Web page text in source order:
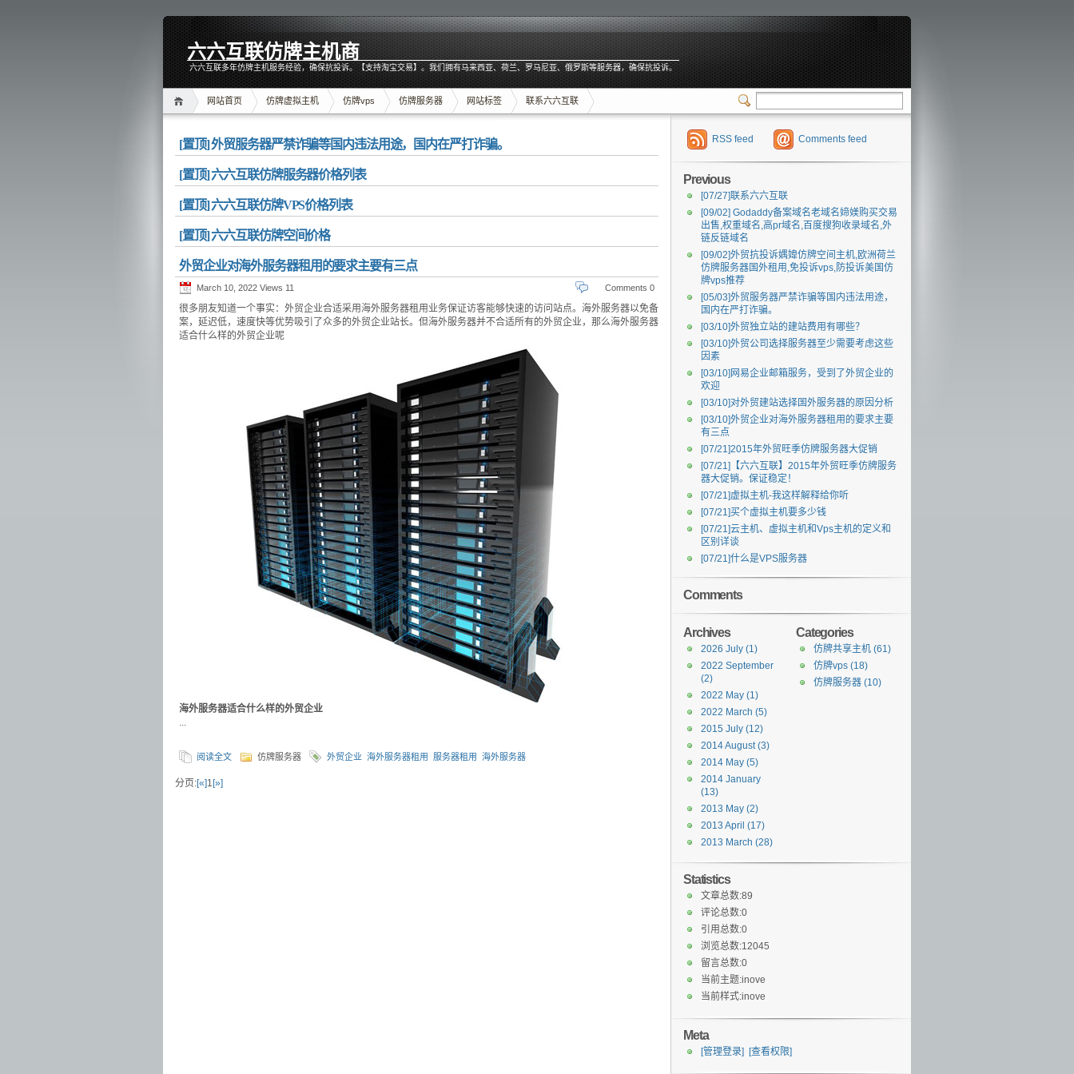
六六互联仿牌主机商
六六互联多年仿牌主机服务经验，确保抗投诉。【支持淘宝交易】。我们拥有马来西亚、荷兰、罗马尼亚、俄罗斯等服务器，确保抗投诉。
网站首页 仿牌虚拟主机 仿牌vps 仿牌服务器 网站标签 联系六六互联
[置顶] 外贸服务器严禁诈骗等国内违法用途，国内在严打诈骗。
[置顶] 六六互联仿牌服务器价格列表
[置顶] 六六互联仿牌VPS价格列表
[置顶] 六六互联仿牌空间价格
外贸企业对海外服务器租用的要求主要有三点
March 10, 2022 Views 11 Comments 0
很多朋友知道一个事实：外贸企业合适采用海外服务器租用业务保证访客能够快速的访问站点。海外服务器以免备
案，延迟低，速度快等优势吸引了众多的外贸企业站长。但海外服务器并不合适所有的外贸企业，那么海外服务器
适合什么样的外贸企业呢
海外服务器适合什么样的外贸企业
...
阅读全文 仿牌服务器 外贸企业 海外服务器租用 服务器租用 海外服务器
分页:[«]1 [»]
RSS feed Comments feed
Previous
[07/27]联系六六互联
[09/02] Godaddy备案域名老域名媂媄购买交易
出售,权重域名,高pr域名,百度搜狗收录域名,外
链反链域名
[09/02]外贸抗投诉媀媁仿牌空间主机,欧洲荷兰
仿牌服务器国外租用,免投诉vps,防投诉美国仿
牌vps推荐
[05/03]外贸服务器严禁诈骗等国内违法用途，
国内在严打诈骗。
[03/10]外贸独立站的建站费用有哪些？
[03/10]外贸公司选择服务器至少需要考虑这些
因素
[03/10] 网易企业邮箱服务，受到了外贸企业的
欢迎
[03/10]对外贸建站选择国外服务器的原因分析
[03/10]外贸企业对海外服务器租用的要求主要
有三点
[07/21]2015年外贸旺季仿牌服务器大促销
[07/21] 【六六互联】2015年外贸旺季仿牌服务
器大促销。保证稳定！
[07/21]虚拟主机-我这样解释给你听
[07/21]买个虚拟主机要多少钱
[07/21]云主机、虚拟主机和Vps主机的定义和
区别详谈
[07/21]什么是VPS服务器
Comments
Categories
仿牌共享主机 (61)
仿牌vps (18)
仿牌服务器 (10)
Archives
2026 July (1)
2022 September
(2)
2022 May (1)
2022 March (5)
2015 July (12)
2014 August(3)
2014 May (5)
2014 January
(13)
2013 May (2)
2013 April (17)
2013 March (28)
Statistics
文章总数:89
评论总数:0
引用总数:0
浏览总数:12045
留言总数:0
当前主题:inove
当前样式:inove
Meta
[管理登录] [查看权限]